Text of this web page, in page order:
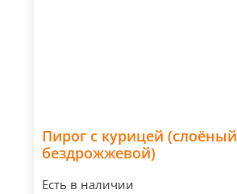
Пирог с курицей (слоёный
бездрожжевой)
Есть в наличии